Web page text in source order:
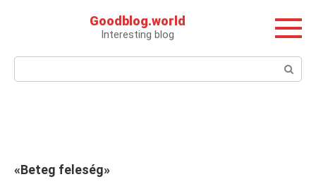
Goodblog.world
Interesting blog
Поиск:
«Beteg feleség»